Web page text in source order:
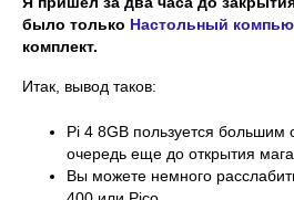
было только Настольный
комплект.
Итак, вывод таков:
Pi 4 8GB пользуется большим
очередь еще до открытия
Вы можете немного